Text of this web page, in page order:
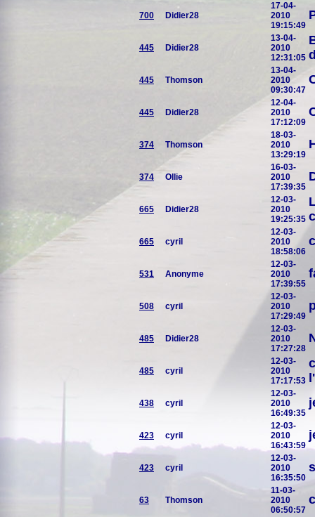
700 Didier28
17-04-
2010
19:15:49
445 Didier28
13-04-
2010
12:31:05
445 Thomson
13-04-
2010
09:30:47
445 Didier28
12-04-
2010
17:12:09
374 Thomson
18-03-
2010
13:29:19
374 Ollie
16-03-
2010
17:39:35
665 Didier28
12-03-
2010
19:25:35
665 cyril
12-03-
2010
18:58:06
531 Anonyme
12-03-
2010
17:39:55
508 cyril
12-03-
2010
17:29:49
485 Didier28
12-03-
2010
17:27:28
485 cyril
12-03-
2010
17:17:53
438 cyril
12-03-
2010
16:49:35
423 cyril
12-03-
2010
16:43:59
423 cyril
12-03-
2010
16:35:50
63 Thomson
11-03-
2010
06:50:57